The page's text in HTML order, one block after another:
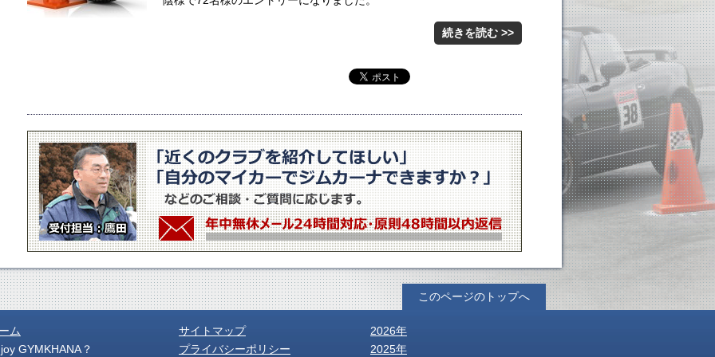
続きを読む >>
このページのトップへ
ム
GYMKHANA？
サイトマップ
プライバシーポリシー
2026年
2025年